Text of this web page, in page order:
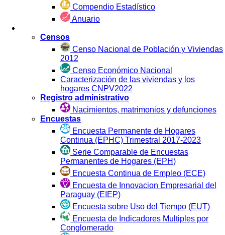
Compendio Estadístico
Anuario
Censos
Censo Nacional de Población y Viviendas
2012
Censo Económico Nacional
Caracterización de las viviendas y los
hogares CNPV2022
Registro administrativo
Nacimientos, matrimonios y defunciones
Encuestas
Encuesta Permanente de Hogares
Continua (EPHC) Trimestral 2017-2023
Serie Comparable de Encuestas
Permanentes de Hogares (EPH)
Encuesta Continua de Empleo (ECE)
Encuesta de Innovacion Empresarial del
Paraguay (EIEP)
Encuesta sobre Uso del Tiempo (EUT)
Encuesta de Indicadores Multiples por
Conglomerado